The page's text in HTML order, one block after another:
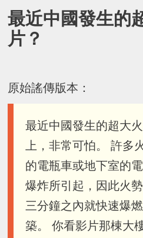
最近中國發生的
片？
原始謠傳版本：
最近中國發生的超大
上，非常可怕。 許多
的電瓶車或地下室的
爆炸所引起，因此火
三分鐘之內就快速爆
築。 你看影片那棟大